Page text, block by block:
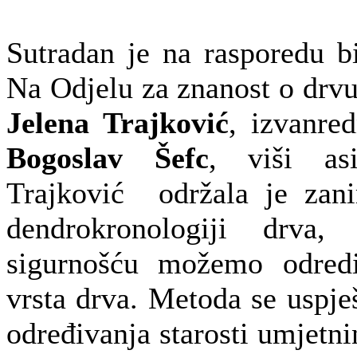
Sutradan je na rasporedu
Na Odjelu za znanost o
Jelena Trajković,
Bogoslav Šefc, viši
Trajković održala je
dendrokronologiji
sigurnošću možemo
vrsta drva. Metoda se
određivanja starosti